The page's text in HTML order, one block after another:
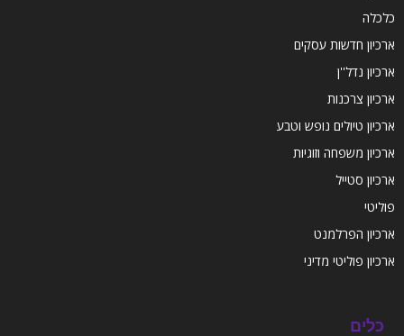
כלכלה
ארכיון חדשות עסקים
ארכיון נדל''ן
ארכיון צרכנות
ארכיון טיולים נופש וטבע
ארכיון משפחה וזוגיות
ארכיון סטייל
פוליטי
ארכיון הפרלמנט
ארכיון פוליטי מדיני
כלים